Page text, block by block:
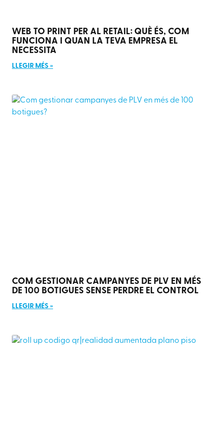
WEB TO PRINT PER AL RETAIL: QUÈ ÉS, COM
FUNCIONA I QUAN LA TEVA EMPRESA EL
NECESSITA
LLEGIR MÉS »
COM GESTIONAR CAMPANYES DE PLV EN MÉS
DE 100 BOTIGUES SENSE PERDRE EL CONTROL
LLEGIR MÉS »